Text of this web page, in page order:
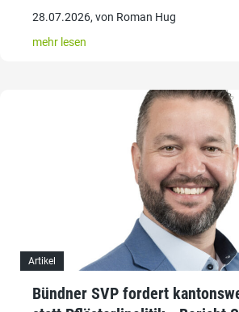
28.07.2026, von Roman Hug
mehr lesen
Artikel
Bündner SVP fordert